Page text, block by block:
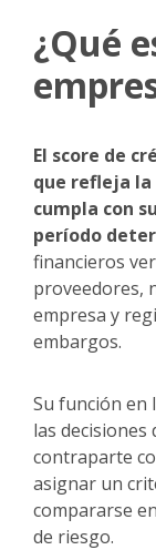
¿Qué
El score de
que refleja la
cumpla con
período
financieros
proveedores,
empresa y
embargos.
Su función en
las decisiones
contraparte
asignar un
compararse
de riesgo.